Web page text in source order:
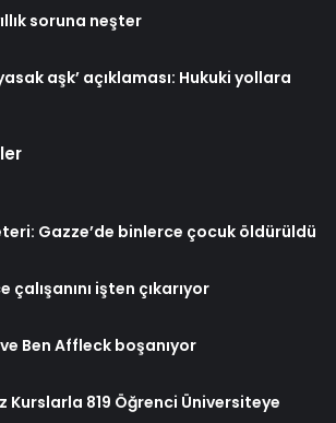
soruna neşter
aşk’ açıklaması: Hukuki yollara
Gazze’de binlerce çocuk öldürüldü
işten çıkarıyor
Ben Affleck boşanıyor
Kurslarla 819 Öğrenci Üniversiteye